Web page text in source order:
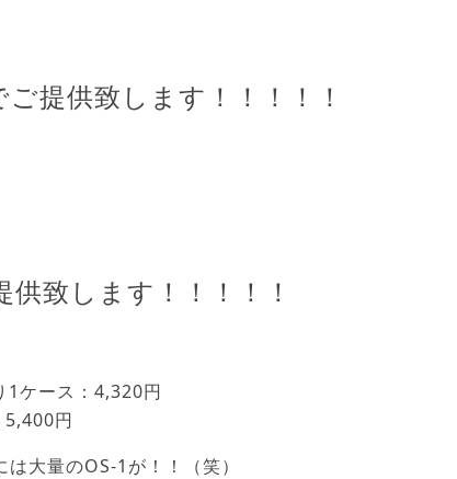
ご提供致します！！！！！
供致します！！！！！
ケース：4,320円
5,400円
大量のOS-1が！！（笑）